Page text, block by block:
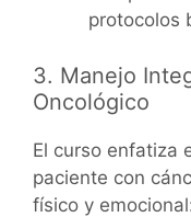
protocolos
3. Manejo
Oncológico
El curso enfatiza
paciente con
físico y